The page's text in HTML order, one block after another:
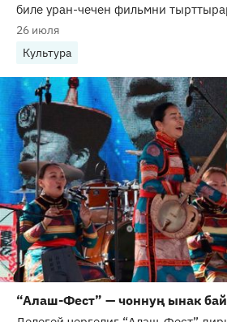
биле уран-чечен фильмни
26 июля
Культура
“Алаш-Фест” — чоннуң ынак